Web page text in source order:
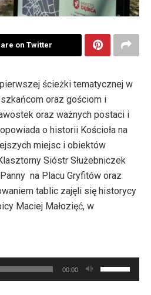
on Twitter
ścieżki tematycznej w
oraz gościom i
oraz ważnych postaci i
o historii Kościoła na
miejsc i obiektów
Sióstr Służebniczek
na Placu Gryfitów oraz
tablic zajęli się historycy
Maciej Małozięć, w
00:00
strzałek